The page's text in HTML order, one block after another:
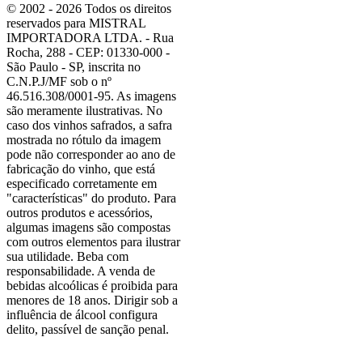
© 2002 - 2026 Todos os direitos
reservados para MISTRAL
IMPORTADORA LTDA. - Rua
Rocha, 288 - CEP: 01330-000 -
São Paulo - SP, inscrita no
C.N.P.J/MF sob o nº
46.516.308/0001-95. As imagens
são meramente ilustrativas. No
caso dos vinhos safrados, a safra
mostrada no rótulo da imagem
pode não corresponder ao ano de
fabricação do vinho, que está
especificado corretamente em
"características" do produto. Para
outros produtos e acessórios,
algumas imagens são compostas
com outros elementos para ilustrar
sua utilidade. Beba com
responsabilidade. A venda de
bebidas alcoólicas é proibida para
menores de 18 anos. Dirigir sob a
influência de álcool configura
delito, passível de sanção penal.